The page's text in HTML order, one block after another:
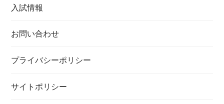
入試情報
お問い合わせ
プライバシーポリシー
サイトポリシー